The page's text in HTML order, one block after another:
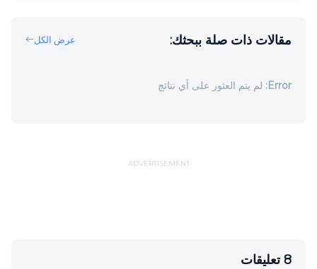
مقالات ذات صلة ببحثك: عرض الكل
Error: لم يتم العثور على أي نتائج
ADVERTISEMENT
8 تعليقات